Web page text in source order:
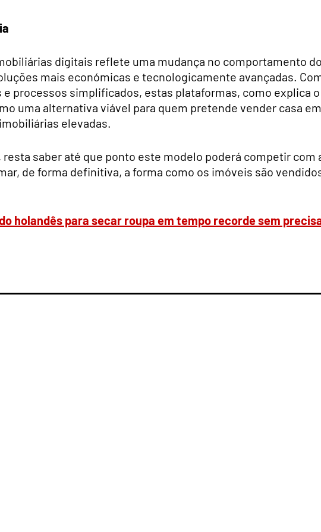
digitais reflete uma mudança no comportamento
mais económicas e tecnologicamente avançadas.
processos simplificados, estas plataformas, como explica o
uma alternativa viável para quem pretende vender casa em
elevadas.
saber até que ponto este modelo poderá competir com
de forma definitiva, a forma como os imóveis são
holandês para secar roupa em tempo recorde sem